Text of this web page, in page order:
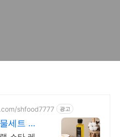
shfood7777 광고
세트 명
트